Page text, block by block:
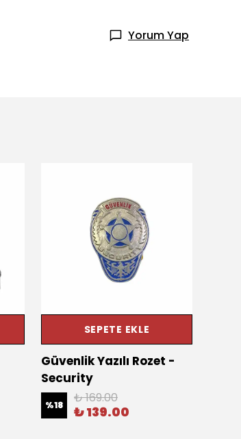
Yorum Yap
SEPETE EKLE
Güvenlik Yazılı Rozet -
Security
%18 ₺ 169.00
₺ 139.00